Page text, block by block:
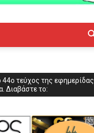
τεύχος της εφημερίδας
Διαβάστε το: